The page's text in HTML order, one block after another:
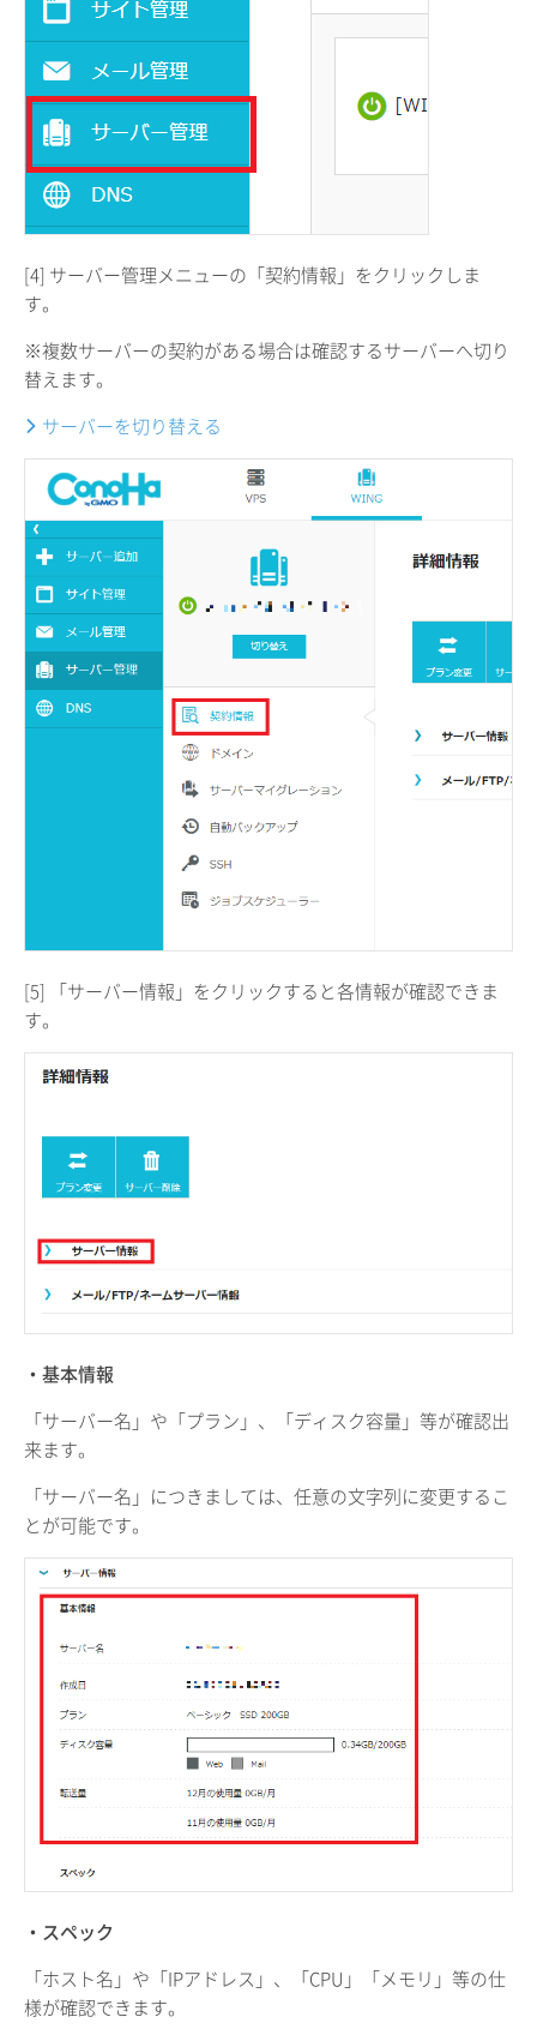
[4] サーバー管理メニューの「契約情報」をクリックしま
す。
※複数サーバーの契約がある場合は確認するサーバーへ切り
替えます。
サーバーを切り替える
[5] 「サーバー情報」をクリックすると各情報が確認できま
す。
・基本情報
「サーバー名」や「プラン」、「ディスク容量」等が確認出
来ます。
「サーバー名」につきましては、任意の文字列に変更するこ
とが可能です。
・スペック
「ホスト名」や「IPアドレス」、「CPU」「メモリ」等の仕
様が確認できます。